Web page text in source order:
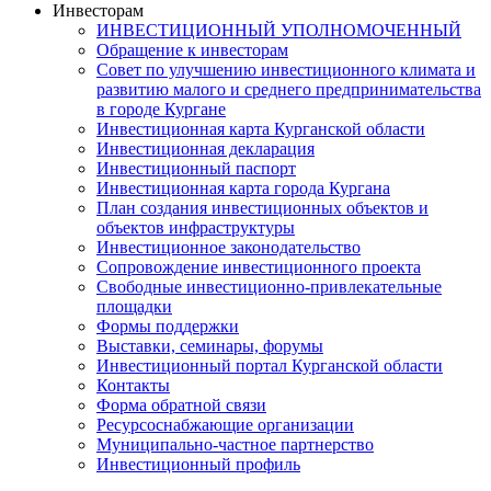
Инвесторам
ИНВЕСТИЦИОННЫЙ УПОЛНОМОЧЕННЫЙ
Обращение к инвесторам
Совет по улучшению инвестиционного климата и
развитию малого и среднего предпринимательства
в городе Кургане
Инвестиционная карта Курганской области
Инвестиционная декларация
Инвестиционный паспорт
Инвестиционная карта города Кургана
План создания инвестиционных объектов и
объектов инфраструктуры
Инвестиционное законодательство
Сопровождение инвестиционного проекта
Свободные инвестиционно-привлекательные
площадки
Формы поддержки
Выставки, семинары, форумы
Инвестиционный портал Курганской области
Контакты
Форма обратной связи
Ресурсоснабжающие организации
Муниципально-частное партнерство
Инвестиционный профиль